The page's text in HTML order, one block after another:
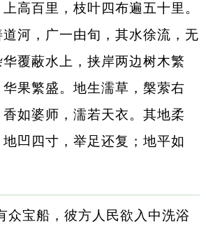
高百里，枝叶四布遍五十里。
河，广一由旬，其水徐流，无
覆蔽水上，挟岸两边树木繁
果繁盛。地生濡草，槃萦右
如婆师，濡若天衣。其地柔
凹四寸，举足还复；地平如
众宝船，彼方人民欲入中洗浴